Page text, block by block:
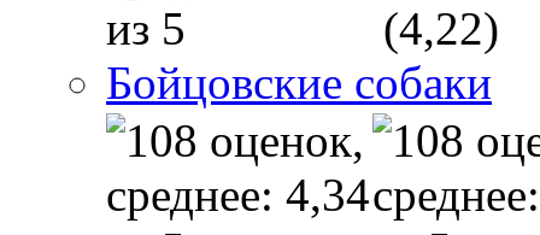
(4,22)
Бойцовские собаки